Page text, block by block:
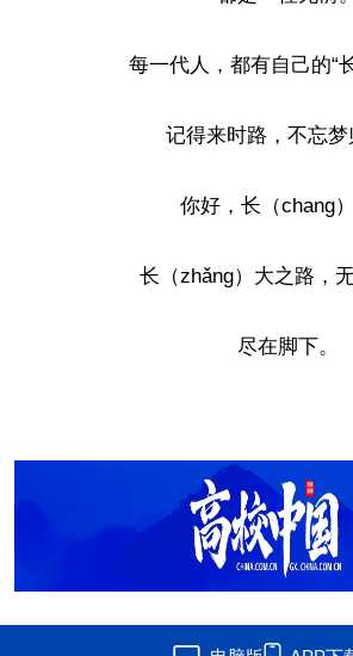
每一代人，都有自己的“
记得来时路，不忘梦
你好，长（chang
长（zhǎng）大之路，
尽在脚下。